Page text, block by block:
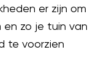
er zijn om
zo je tuin van
te voorzien